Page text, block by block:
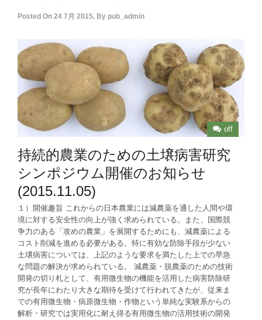
Posted On 24 7月 2015, By pub_admin
off
持続的農業のための土壌病害研究
シンポジウム開催のお知らせ
(2015.11.05)
１）開催趣旨 これからの日本農業には減農薬を通した人間や環
境に対する安全性の向上が強く求められている。また、国際競
争力のある「攻めの農業」を展開するためにも、減農薬による
コスト削減を進める必要がある。特に有効な防除手段が少ない
土壌病害については、上記のような要求を満たした上での早急
な問題の解決が求められている。 減農薬・脱農薬のための技術
開発の切り札として、有用微生物の機能を活用した病害防除研
究が長年にわたり大きな期待を受けて行われてきたが、従来ま
での有用微生物・病原微生物・作物という単純な実験系からの
解析・研究では実用化に耐え得る有用微生物の活用技術の開発